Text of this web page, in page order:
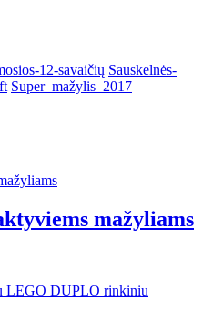
12-savaičių Sauskelnės-
Super_mažylis_2017
mažyliams